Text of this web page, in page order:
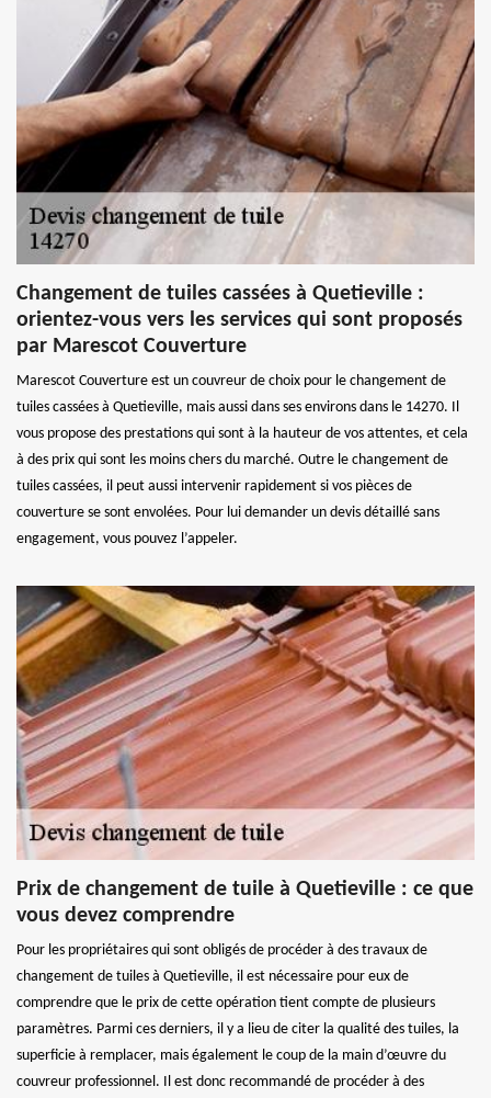
Changement de tuiles cassées à Quetieville :
orientez-vous vers les services qui sont proposés
par Marescot Couverture
Marescot Couverture est un couvreur de choix pour le changement de
tuiles cassées à Quetieville, mais aussi dans ses environs dans le 14270. Il
vous propose des prestations qui sont à la hauteur de vos attentes, et cela
à des prix qui sont les moins chers du marché. Outre le changement de
tuiles cassées, il peut aussi intervenir rapidement si vos pièces de
couverture se sont envolées. Pour lui demander un devis détaillé sans
engagement, vous pouvez l’appeler.
Prix de changement de tuile à Quetieville : ce que
vous devez comprendre
Pour les propriétaires qui sont obligés de procéder à des travaux de
changement de tuiles à Quetieville, il est nécessaire pour eux de
comprendre que le prix de cette opération tient compte de plusieurs
paramètres. Parmi ces derniers, il y a lieu de citer la qualité des tuiles, la
superficie à remplacer, mais également le coup de la main d’œuvre du
couvreur professionnel. Il est donc recommandé de procéder à des